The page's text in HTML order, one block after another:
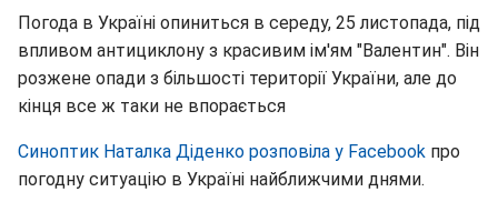
Погода в Україні опиниться в середу, 25 листопада, під
впливом антициклону з красивим ім'ям "Валентин". Він
розжене опади з більшості території України, але до
кінця все ж таки не впорається
Синоптик Наталка Діденко розповіла у Facebook про
погодну ситуацію в Україні найближчими днями.